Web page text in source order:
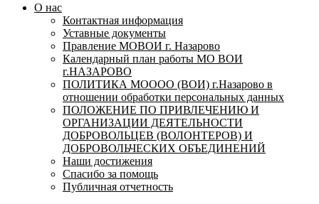
О нас
Контактная информация
Уставные документы
Правление МОВОИ г. Назарово
Календарный план работы МО ВОИ
г.НАЗАРОВО
ПОЛИТИКА МОООО (ВОИ) г.Назарово в
отношении обработки персональных данных
ПОЛОЖЕНИЕ ПО ПРИВЛЕЧЕНИЮ И
ОРГАНИЗАЦИИ ДЕЯТЕЛЬНОСТИ
ДОБРОВОЛЬЦЕВ (ВОЛОНТЕРОВ) И
ДОБРОВОЛЬЧЕСКИХ ОБЪЕДИНЕНИЙ
Наши достижения
Спасибо за помощь
Публичная отчетность